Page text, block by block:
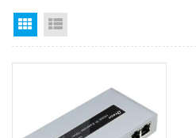
Grid View